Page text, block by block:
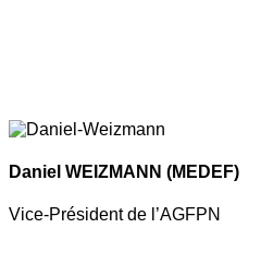
Daniel WEIZMANN (MEDEF)
Vice-Président de l’AGFPN